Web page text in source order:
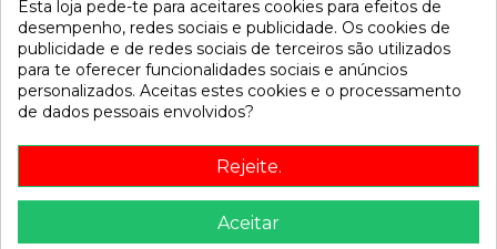
Ref.Marca
Modelo
ASTRA G BERLINA Club |
02.98 - 12.03
Referência
Disponível a partir de: 2022-04-04
Esta loja pede-te para aceitares cookies para efeitos de
desempenho, redes sociais e publicidade. Os cookies de
publicidade e de redes sociais de terceiros são utilizados
para te oferecer funcionalidades sociais e anúncios
personalizados. Aceitas estes cookies e o processamento
de dados pessoais envolvidos?
Rejeite.
Aceitar